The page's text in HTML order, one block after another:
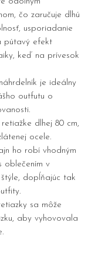
čo zaručuje dlhú
usporiadanie
pútavý efekt
keď na prívesok
je ideálny
outfutu o
dlhej 80 cm,
ocele.
ho robí vhodným
oblečením v
štýle, dopĺňajúc tak
sa môže
aby vyhovovala